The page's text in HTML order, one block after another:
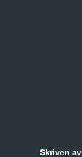
Skriven av